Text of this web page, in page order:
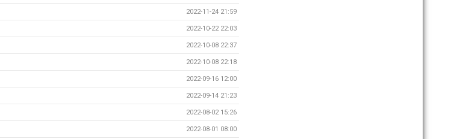
2022-11-24 21:59
2022-10-22 22:03
2022-10-08 22:37
2022-10-08 22:18
2022-09-16 12:00
2022-09-14 21:23
2022-08-02 15:26
2022-08-01 08:00